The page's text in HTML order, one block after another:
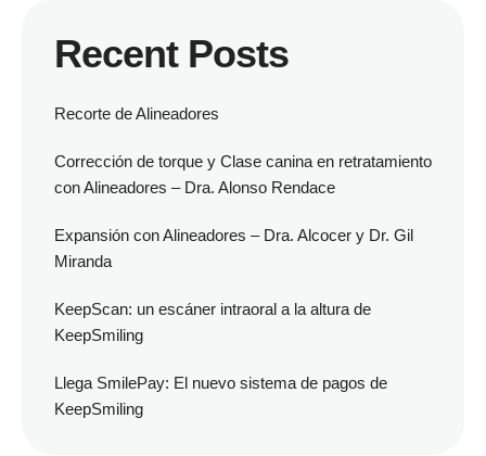
Recent Posts
Recorte de Alineadores
Corrección de torque y Clase canina en retratamiento
con Alineadores – Dra. Alonso Rendace
Expansión con Alineadores – Dra. Alcocer y Dr. Gil
Miranda
KeepScan: un escáner intraoral a la altura de
KeepSmiling
Llega SmilePay: El nuevo sistema de pagos de
KeepSmiling